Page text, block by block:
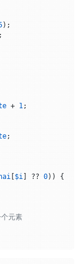
);
+ 1;
;
[ $i] ?? 0)) {
元素